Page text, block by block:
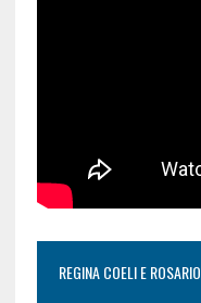
REGINA COELI E ROSARIO